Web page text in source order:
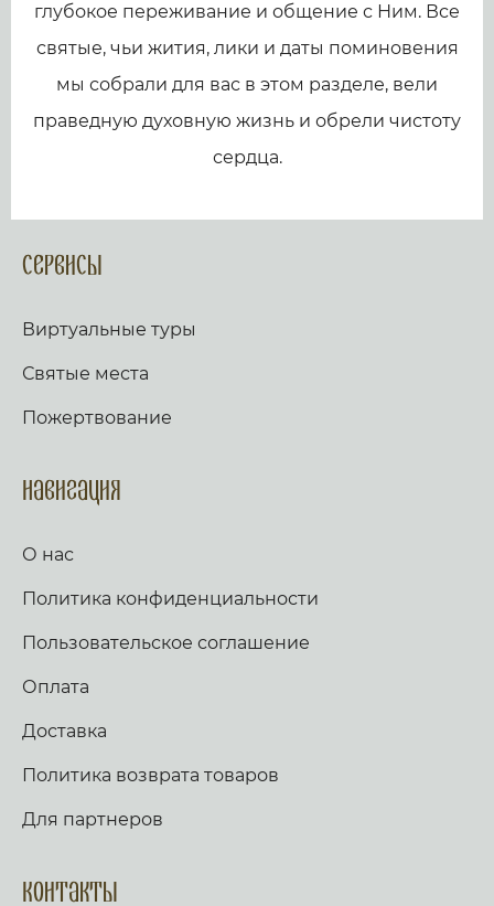
глубокое переживание и общение с Ним. Все
святые, чьи жития, лики и даты поминовения
мы собрали для вас в этом разделе, вели
праведную духовную жизнь и обрели чистоту
сердца.
Сервисы
Виртуальные туры
Святые места
Пожертвование
Навигация
О нас
Политика конфиденциальности
Пользовательское соглашение
Оплата
Доставка
Политика возврата товаров
Для партнеров
Контакты